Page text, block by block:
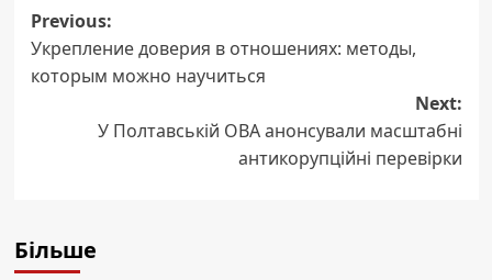
Post
navigation
Previous:
Укрепление доверия в отношениях: методы,
которым можно научиться
Next:
У Полтавській ОВА анонсували масштабні
антикорупційні перевірки
Більше